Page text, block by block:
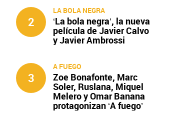
2
LA BOLA NEGRA
‘La bola negra’, la nueva
película de Javier Calvo
y Javier Ambrossi
3
A FUEGO
Zoe Bonafonte, Marc
Soler, Ruslana, Miquel
Melero y Omar Banana
protagonizan ‘A fuego’